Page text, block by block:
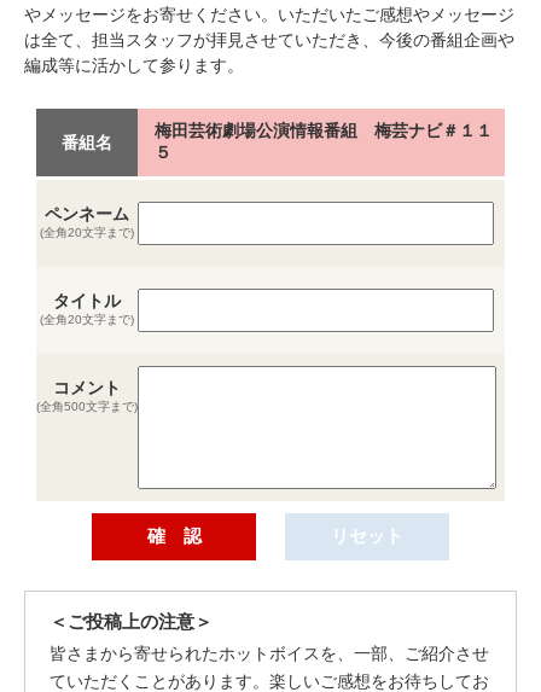
やメッセージをお寄せください。いただいたご感想やメッセージ
は全て、担当スタッフが拝見させていただき、今後の番組企画や
編成等に活かして参ります。
番組名
梅田芸術劇場公演情報番組 梅芸ナビ＃１１
５
ペンネーム
(全角20文字まで)
タイトル
(全角20文字まで)
コメント
(全角500文字まで)
＜ご投稿上の注意＞
皆さまから寄せられたホットボイスを、一部、ご紹介させ
ていただくことがあります。楽しいご感想をお待ちしてお